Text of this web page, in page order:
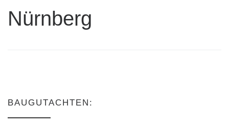
Nürnberg
BAUGUTACHTEN: